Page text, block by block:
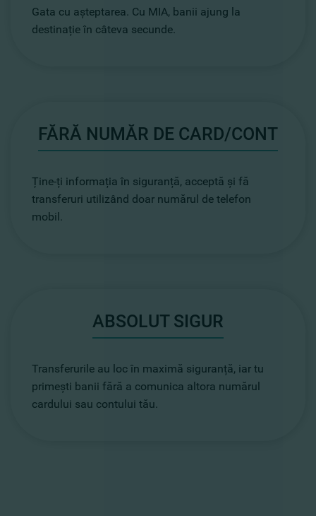
Gata cu așteptarea. Cu MIA, banii ajung la
destinație în câteva secunde.
FĂRĂ NUMĂR DE CARD/CONT
Ține-ți informația în siguranță, acceptă și fă
transferuri utilizând doar numărul de telefon
mobil.
ABSOLUT SIGUR
Transferurile au loc în maximă siguranță, iar tu
primești banii fără a comunica altora numărul
cardului sau contului tău.